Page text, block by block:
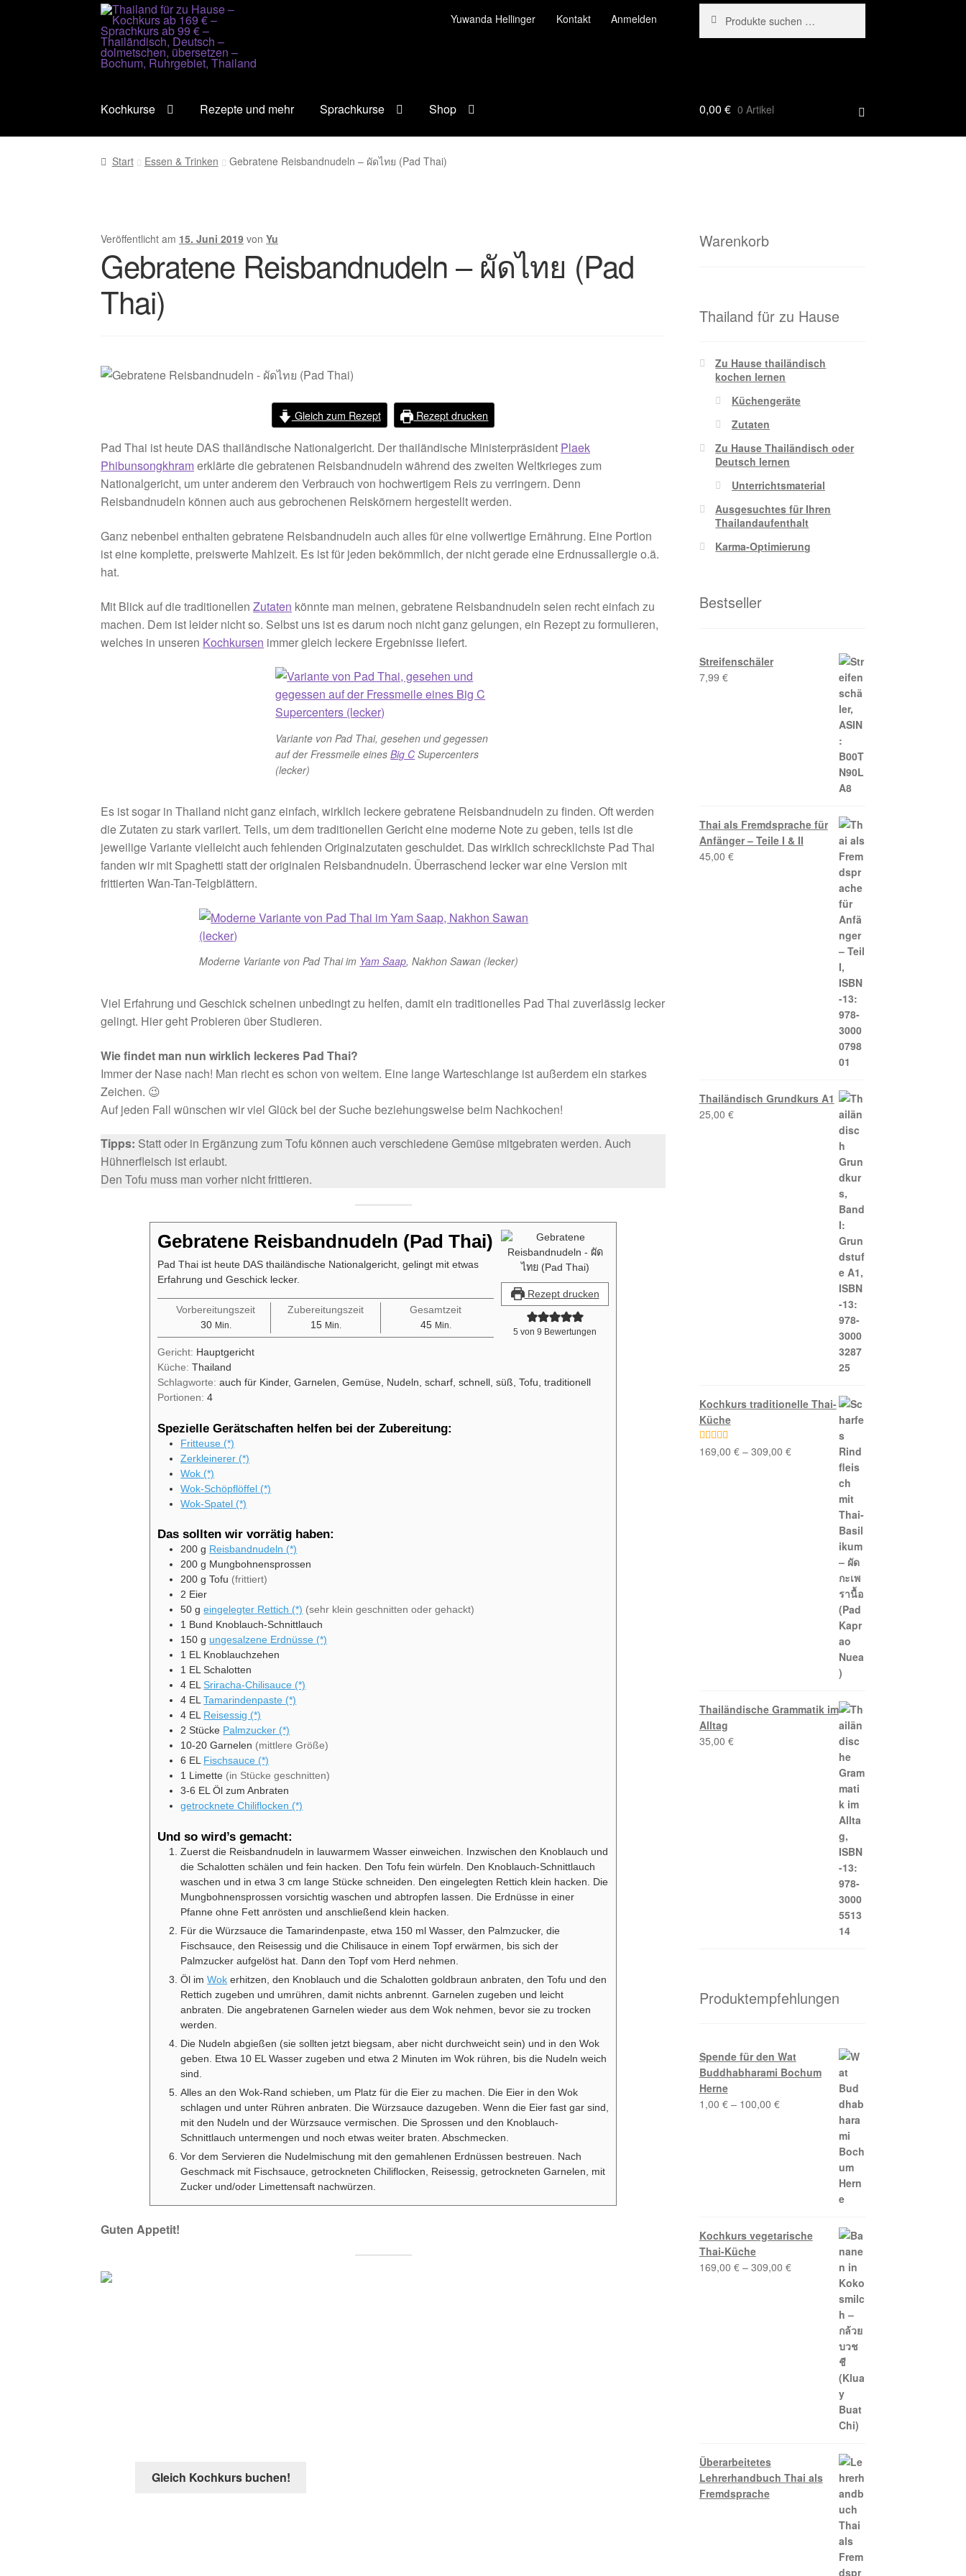
Zur
Navigation
springen
Zum
Inhalt
springen
Yuwanda Hellinger Kontakt Anmelden
Suchen
nach:
Kochkurse Rezepte und mehr Sprachkurse Shop 0,00 € 0 Artikel
Start Essen & Trinken Gebratene Reisbandnudeln – ผัดไทย (Pad Thai)
Veröffentlicht am 15. Juni 2019 vonYu
Gebratene Reisbandnudeln – ผัดไทย (Pad
Thai)
Gleich zum Rezept Rezept drucken
Pad Thai ist heute DAS thailändische Nationalgericht. Der thailändische Ministerpräsident Plaek
Phibunsongkhramerklärte die gebratenen Reisbandnudeln während des zweiten Weltkrieges zum
Nationalgericht, um unter anderem den Verbrauch von hochwertigem Reis zu verringern. Denn
Reisbandnudeln können auch aus gebrochenen Reiskörnern hergestellt werden.
Ganz nebenbei enthalten gebratene Reisbandnudeln auch alles für eine vollwertige Ernährung. Eine Portion
ist eine komplette, preiswerte Mahlzeit. Es ist für jeden bekömmlich, der nicht gerade eine Erdnussallergie o.ä.
hat.
Mit Blick auf die traditionellenZutaten könnte man meinen, gebratene Reisbandnudeln seien recht einfach zu
machen. Dem ist leider nicht so. Selbst uns ist es darum noch nicht ganz gelungen, ein Rezept zu formulieren,
welches in unseren Kochkursen immer gleich leckere Ergebnisse liefert.
Variante von Pad Thai, gesehen und gegessen
auf der Fressmeile einesBig C Supercenters
(lecker)
Es ist sogar in Thailand nicht ganz einfach, wirklich leckere gebratene Reisbandnudeln zu finden. Oft werden
die Zutaten zu stark variiert. Teils, um dem traditionellen Gericht eine moderne Note zu geben, teils ist die
jeweilige Variante vielleicht auch fehlenden Originalzutaten geschuldet. Das wirklich schrecklichste Pad Thai
fanden wir mit Spaghetti statt der originalen Reisbandnudeln. Überraschend lecker war eine Version mit
frittierten Wan-Tan-Teigblättern.
Moderne Variante von Pad Thai im Yam Saap, Nakhon Sawan (lecker)
Viel Erfahrung und Geschick scheinen unbedingt zu helfen, damit ein traditionelles Pad Thai zuverlässig lecker
gelingt. Hier geht Probieren über Studieren.
Wie findet man nun wirklich leckeres Pad Thai?
Immer der Nase nach! Man riecht es schon von weitem. Eine lange Warteschlange ist außerdem ein starkes
Zeichen. 😉
Auf jeden Fall wünschen wir viel Glück bei der Suche beziehungsweise beim Nachkochen!
Tipps: Statt oder in Ergänzung zum Tofu können auch verschiedene Gemüse mitgebraten werden. Auch
Hühnerfleisch ist erlaubt.
Den Tofu muss man vorher nicht frittieren.
Rezept drucken
5 von9 Bewertungen
Gebratene Reisbandnudeln (Pad Thai)
Pad Thai ist heute DAS thailändische Nationalgericht, gelingt mit etwas
Erfahrung und Geschick lecker.
Vorbereitungszeit
30Minuten
Min.
Zubereitungszeit
15Minuten
Min.
Gesamtzeit
45Minuten
Min.
Gericht: Hauptgericht
Küche:Thailand
Schlagworte:auch für Kinder, Garnelen, Gemüse, Nudeln, scharf, schnell, süß, Tofu, traditionell
Portionen:4
Spezielle Gerätschaften helfen bei der Zubereitung:
Fritteuse (*)
Zerkleinerer (*)
Wok (*)
Wok-Schöpflöffel (*)
Wok-Spatel (*)
Das sollten wir vorrätig haben:
200 g Reisbandnudeln (*)
200 g Mungbohnensprossen
200 g Tofu (frittiert)
2 Eier
50 g eingelegter Rettich (*) (sehr klein geschnitten oder gehackt)
1 Bund Knoblauch-Schnittlauch
150 g ungesalzene Erdnüsse (*)
1 EL Knoblauchzehen
1 EL Schalotten
4 EL Sriracha-Chilisauce (*)
4 EL Tamarindenpaste (*)
4 EL Reisessig (*)
2 Stücke Palmzucker (*)
10-20 Garnelen (mittlere Größe)
6 EL Fischsauce (*)
1 Limette (in Stücke geschnitten)
3-6 EL Öl zum Anbraten
getrocknete Chiliflocken (*)
Und so wird’s gemacht:
Zuerst die Reisbandnudeln in lauwarmem Wasser einweichen. Inzwischen den Knoblauch und
die Schalotten schälen und fein hacken. Den Tofu fein würfeln. Den Knoblauch-Schnittlauch
waschen und in etwa 3 cm lange Stücke schneiden. Den eingelegten Rettich klein hacken. Die
Mungbohnensprossen vorsichtig waschen und abtropfen lassen. Die Erdnüsse in einer
Pfanne ohne Fett anrösten und anschließend klein hacken.
Für die Würzsauce die Tamarindenpaste, etwa 150 ml Wasser, den Palmzucker, die
Fischsauce, den Reisessig und die Chilisauce in einem Topf erwärmen, bis sich der
Palmzucker aufgelöst hat. Dann den Topf vom Herd nehmen.
Öl imWok erhitzen, den Knoblauch und die Schalotten goldbraun anbraten, den Tofu und den
Rettich zugeben und umrühren, damit nichts anbrennt. Garnelen zugeben und leicht
anbraten. Die angebratenen Garnelen wieder aus dem Wok nehmen, bevor sie zu trocken
werden.
Die Nudeln abgießen (sie sollten jetzt biegsam, aber nicht durchweicht sein) und in den Wok
geben. Etwa 10 EL Wasser zugeben und etwa 2 Minuten im Wok rühren, bis die Nudeln weich
sind.
Alles an den Wok-Rand schieben, um Platz für die Eier zu machen. Die Eier in den Wok
schlagen und unter Rühren anbraten. Die Würzsauce dazugeben. Wenn die Eier fast gar sind,
mit den Nudeln und der Würzsauce vermischen. Die Sprossen und den Knoblauch-
Schnittlauch untermengen und noch etwas weiter braten. Abschmecken.
Vor dem Servieren die Nudelmischung mit den gemahlenen Erdnüssen bestreuen. Nach
Geschmack mit Fischsauce, getrockneten Chiliflocken, Reisessig, getrockneten Garnelen, mit
Zucker und/oder Limettensaft nachwürzen.
Guten Appetit!
Gleich Kochkurs buchen!
Warenkorb
Thailand für zu Hause
Zu Hause thailändisch
kochen lernen
Küchengeräte
Zutaten
Zu Hause Thailändisch oder
Deutsch lernen
Unterrichtsmaterial
Ausgesuchtes für Ihren
Thailandaufenthalt
Karma-Optimierung
Bestseller
Streifenschäler
7,99 €
Thai als Fremdsprache für
Anfänger – Teile I & II
45,00 €
Thailändisch Grundkurs A1
25,00 €
Kochkurs traditionelle Thai-
Küche
Bewertet mit
169,00 €– 309,00 €
Thailändische Grammatik im
Alltag
35,00 €
Produktempfehlungen
Spende für den Wat
Buddhabharami Bochum
Herne
1,00 €– 100,00 €
Kochkurs vegetarische
Thai-Küche
169,00 €– 309,00 €
Überarbeitetes
Lehrerhandbuch Thai als
Fremdsprache